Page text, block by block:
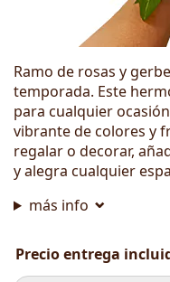
Ramo de rosas y
temporada. Este
para cualquier
vibrante de colores y
regalar o decorar,
y alegra cualquier
más info
Precio entrega